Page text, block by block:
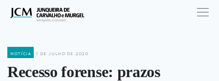
notícia 1 de julho de 2020
Recesso forense: prazos